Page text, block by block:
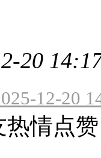
20
12-20
情点